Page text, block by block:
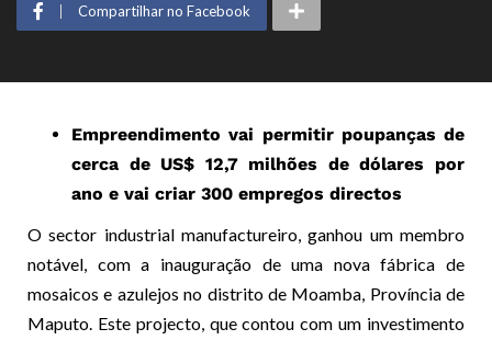
Compartilhar no Facebook
Empreendimento vai permitir poupanças de
cerca de US$ 12,7 milhões de dólares por
ano e vai criar 300 empregos directos
O sector industrial manufactureiro, ganhou um membro
notável, com a inauguração de uma nova fábrica de
mosaicos e azulejos no distrito de Moamba, Província de
Maputo. Este projecto, que contou com um investimento